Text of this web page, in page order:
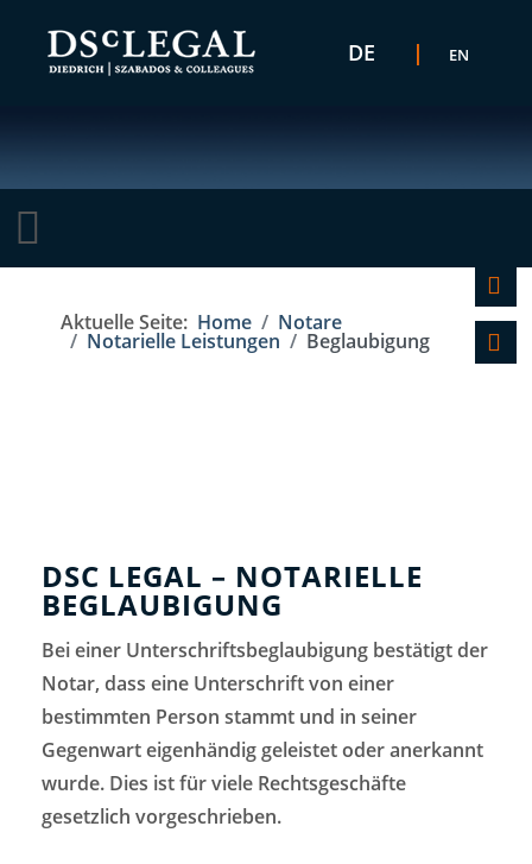
DE EN
Aktuelle Seite: Home Notare
Notarielle Leistungen Beglaubigung
DSC LEGAL – NOTARIELLE
BEGLAUBIGUNG
Bei einer Unterschriftsbeglaubigung bestätigt der
Notar, dass eine Unterschrift von einer
bestimmten Person stammt und in seiner
Gegenwart eigenhändig geleistet oder anerkannt
wurde. Dies ist für viele Rechtsgeschäfte
gesetzlich vorgeschrieben.